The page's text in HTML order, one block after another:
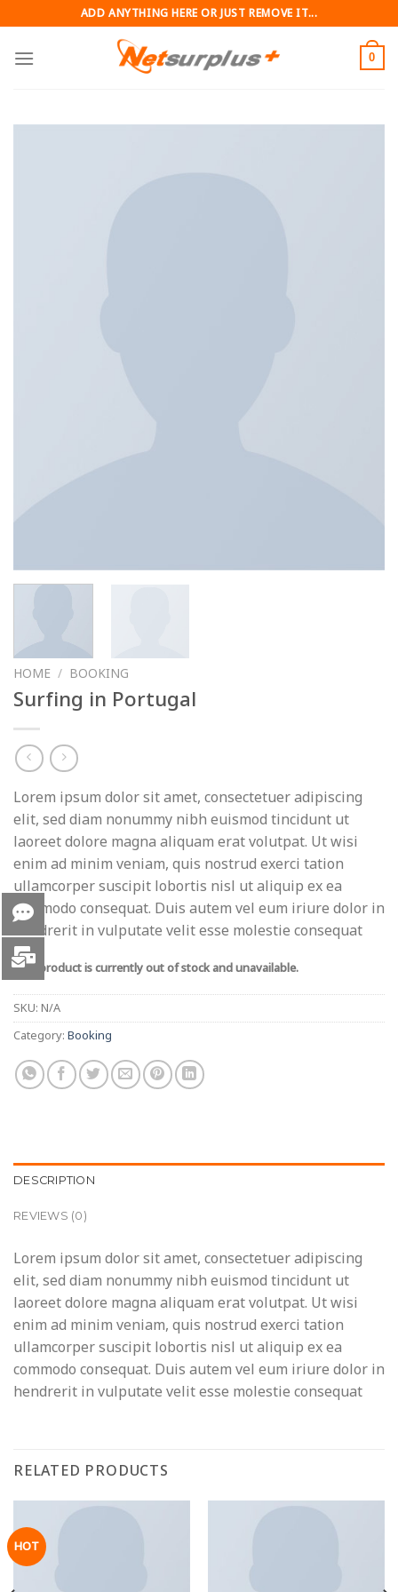
to
content
ADD ANYTHING HERE OR JUST REMOVE IT...
0
HOME / BOOKING
Surfing in Portugal
Lorem ipsum dolor sit amet, consectetuer adipiscing
elit, sed diam nonummy nibh euismod tincidunt ut
laoreet dolore magna aliquam erat volutpat. Ut wisi
enim ad minim veniam, quis nostrud exerci tation
ullamcorper suscipit lobortis nisl ut aliquip ex ea
commodo consequat. Duis autem vel eum iriure dolor in
hendrerit in vulputate velit esse molestie consequat
This product is currently out of stock and unavailable.
SKU: N/A
Category: Booking
DESCRIPTION
REVIEWS (0)
Lorem ipsum dolor sit amet, consectetuer adipiscing
elit, sed diam nonummy nibh euismod tincidunt ut
laoreet dolore magna aliquam erat volutpat. Ut wisi
enim ad minim veniam, quis nostrud exerci tation
ullamcorper suscipit lobortis nisl ut aliquip ex ea
commodo consequat. Duis autem vel eum iriure dolor in
hendrerit in vulputate velit esse molestie consequat
RELATED PRODUCTS
HOT